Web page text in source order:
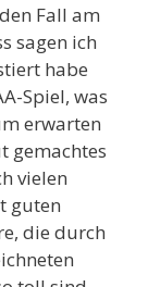
Fall am
sagen ich
habe
Spiel, was
erwarten
gemachtes
vielen
guten
die durch